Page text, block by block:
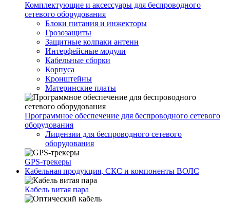
Комплектующие и аксессуары для беспроводного
сетевого оборудования
Блоки питания и инжекторы
Грозозащиты
Защитные колпаки антенн
Интерфейсные модули
Кабельные сборки
Корпуса
Кронштейны
Материнские платы
Программное обеспечение для беспроводного сетевого
оборудования
Лицензии для беспроводного сетевого
оборудования
GPS-трекеры
Кабельная продукция, СКС и компоненты ВОЛС
Кабель витая пара